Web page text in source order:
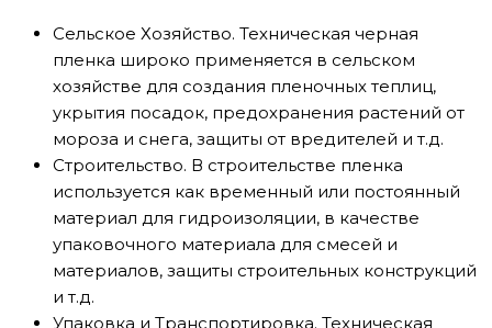
Сельское Хозяйство. Техническая черная
пленка широко применяется в сельском
хозяйстве для создания пленочных теплиц,
укрытия посадок, предохранения растений от
мороза и снега, защиты от вредителей и т.д.
Строительство. В строительстве пленка
используется как временный или постоянный
материал для гидроизоляции, в качестве
упаковочного материала для смесей и
материалов, защиты строительных конструкций
и т.д.
Упаковка и Транспортировка. Техническая